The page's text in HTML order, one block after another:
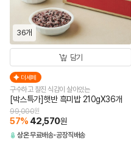
36개
담기
더세페
구수하고 찰진 식감이 살아있는
[박스특가]햇반 흑미밥 210gX36개
99,000원
57% 42,570원
상온무료배송 공장직배송